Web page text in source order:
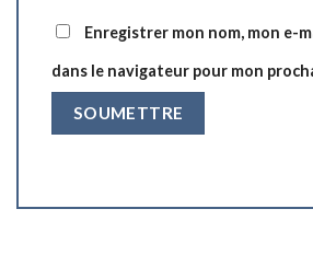
Enregistrer mon nom, mon e-
dans le navigateur pour mon